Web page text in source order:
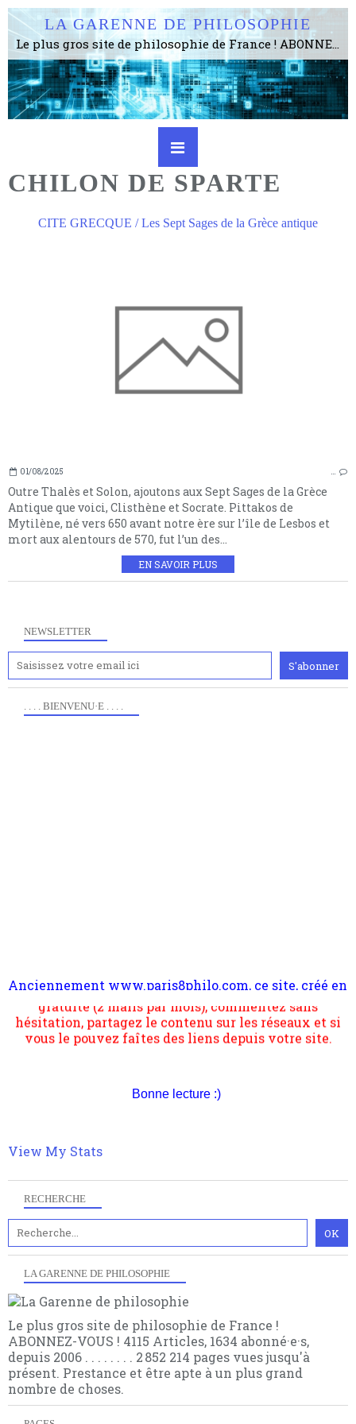
LA GARENNE DE PHILOSOPHIE
Le plus gros site de philosophie de France ! ABONNEZ-VOUS ! 4115 Articles, 1634 abonné·e·s, depuis 2006 . . . . . . . . 2 852 214 pages vues jusqu'à présent. Prestance et être apte à un plus grand nombre de choses.
CHILON DE SPARTE
CITE GRECQUE / Les Sept Sages de la Grèce antique
01/08/2025 …
Outre Thalès et Solon, ajoutons aux Sept Sages de la Grèce
Antique que voici, Clisthène et Socrate. Pittakos de
Mytilène, né vers 650 avant notre ère sur l’île de Lesbos et
mort aux alentours de 570, fut l’un des...
EN SAVOIR PLUS
NEWSLETTER
RECHERCHE
LA GARENNE DE PHILOSOPHIE
Le plus gros site de philosophie de France !
ABONNEZ-VOUS ! 4115 Articles, 1634 abonné·e·s,
depuis 2006 . . . . . . . . 2 852 214 pages vues jusqu'à
présent. Prestance et être apte à un plus grand
nombre de choses.
. . . . BIENVENU·E . . . .
2006 lors du mouvement anti-CPE, a rendu compte de
s'occupe plus largement de rendre compte d'une
transformation dans les paradigmes philosophiques
suivant la pensée du Dehors ou du Surpli, omme la
quantique, résolvant la plupart des impasses
articles pour être apte à un plus grand nombre de
gratuite (2 mails par mois), commentez sans
hésitation, partagez le contenu sur les réseaux et si
vous le pouvez faîtes des liens depuis votre site.
Bonne lecture :)
View My Stats